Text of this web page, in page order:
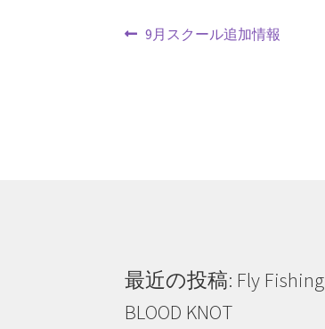
k
投
ョ
ン
前
9月スクール追加情報
最近の投稿: Fly Fishing
BLOOD KNOT